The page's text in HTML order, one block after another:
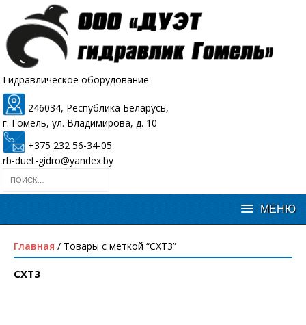
Гидравлическое оборудование
246034, Республика Беларусь,
г. Гомель, ул. Владимирова, д. 10
+375 232 56-34-05
rb-duet-gidro@yandex.by
Главная / Товары с меткой “CXT3”
CXT3